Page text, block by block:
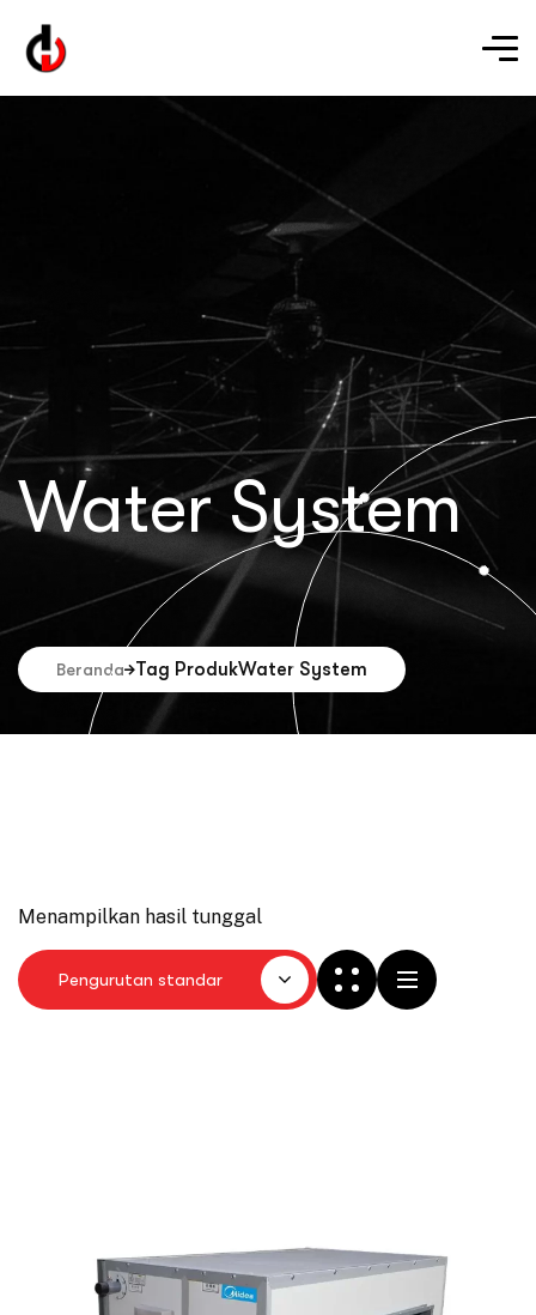
Water System
Beranda Tag ProdukWater System
Menampilkan hasil tunggal
Pengurutan standar